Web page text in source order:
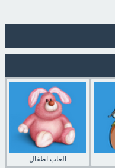
العاب اطفال